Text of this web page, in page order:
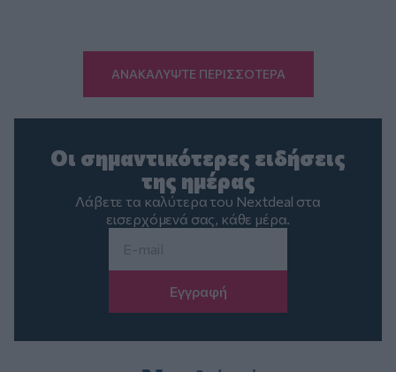
ΑΝΑΚΑΛΥΨΤΕ ΠΕΡΙΣΣΟΤΕΡΑ
Οι σημαντικότερες ειδήσεις
της ημέρας
Λάβετε τα καλύτερα του Nextdeal στα
εισερχόμενά σας, κάθε μέρα.